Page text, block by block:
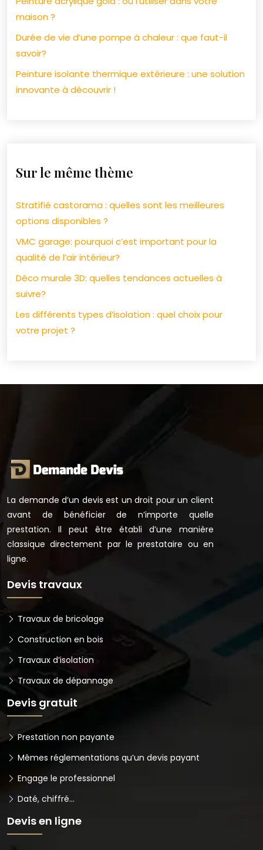
maison ?
Durée de vie d’une pompe à chaleur : que faut-il
savoir?
Peinture isolante thermique extérieure : une solution
innovante à découvrir !
Sur le même thème
Stratifié castorama : quelles sont les meilleures
options disponibles ?
VMC garage: pourquoi c’est important pour la
qualité de l’air intérieur?
Déco murale 3D: quelles tendances actuelles à
suivre?
Les différents types d’isolation : quel choix pour
votre projet ?
La demande d’un devis est un droit pour un client
avant de bénéficier de n’importe quelle
prestation. Il peut être établi d’une manière
classique directement par le prestataire ou en
ligne.
Devis travaux
Travaux de bricolage
Construction en bois
Travaux d’isolation
Travaux de dépannage
Devis gratuit
Prestation non payante
Mêmes réglementations qu’un devis payant
Engage le professionnel
Daté, chiffré…
Devis en ligne